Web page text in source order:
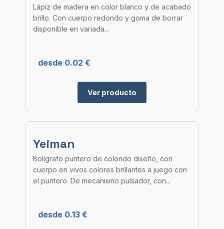
Lápiz de madera en color blanco y de acabado
brillo. Con cuerpo redondo y goma de borrar
disponible en variada...
desde 0.02 €
Ver producto
Yeiman
Bolígrafo puntero de colorido diseño, con
cuerpo en vivos colores brillantes a juego con
el puntero. De mecanismo pulsador, con...
desde 0.13 €